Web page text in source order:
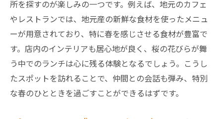
所を探すのが楽しみの一つです。例えば、地元のカフェ
やレストランでは、地元産の新鮮な食材を使ったメニュ
ーが用意されており、特に春を感じさせる食材が豊富で
す。店内のインテリアも居心地が良く、桜の花びらが舞
う中でのランチは心に残る体験となるでしょう。こうし
たスポットを訪れることで、仲間との会話も弾み、特別
な春のひとときを過ごすことができるはずです。